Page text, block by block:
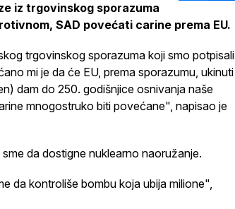
iz trgovinskog sporazuma
SAD povećati carine prema EU.
trgovinskog sporazuma koji smo potpisali
mi je da će EU, prema sporazumu, ukinuti
dam do 250. godišnjice osnivanja naše
mnogostruko biti povećane", napisao je
da dostigne nuklearno naoružanje.
da kontroliše bombu koja ubija milione",